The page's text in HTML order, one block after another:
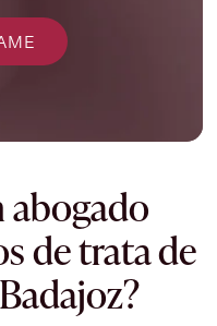
abogado
de trata de